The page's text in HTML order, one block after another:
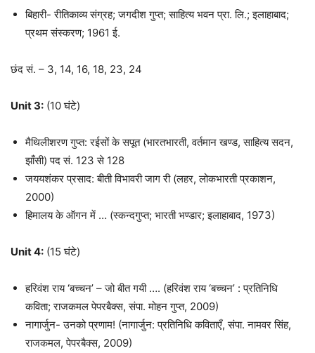
बिहारी- रीतिकाव्य संग्रह; जगदीश गुप्त; साहित्य भवन प्रा. लि.; इलाहाबाद;
प्रथम संस्करण; 1961 ई.
छंद सं. – 3, 14, 16, 18, 23, 24
Unit 3: (10 घंटे)
मैथिलीशरण गुप्त: रईसों के सपूत (भारतभारती, वर्तमान खण्ड, साहित्य सदन,
झाँसी) पद सं. 123 से 128
जययशंकर प्रसाद: बीती विभावरी जाग री (लहर, लोकभारती प्रकाशन,
2000)
हिमालय के ऑगन में … (स्कन्दगुप्त; भारती भण्डार; इलाहाबाद, 1973)
Unit 4: (15 घंटे)
हरिवंश राय ‘बच्चन’ – जो बीत गयी …. (हरिवंश राय ‘बच्चन’ : प्रतिनिधि
कविता; राजकमल पेपरबैक्स, संपा. मोहन गुप्त, 2009)
नागार्जुन- उनको प्रणाम! (नागार्जुन: प्रतिनिधि कविताएँ, संपा. नामवर सिंह,
राजकमल, पेपरबैक्स, 2009)